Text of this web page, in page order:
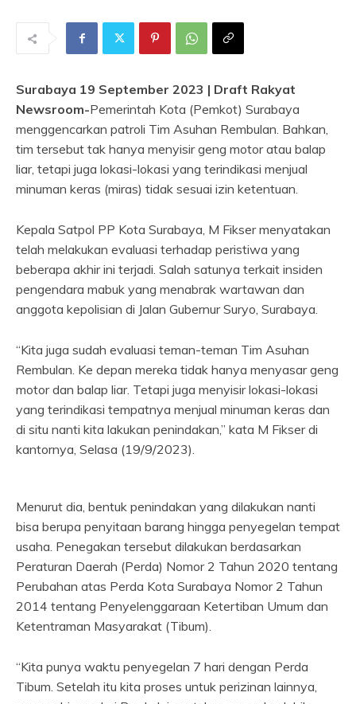
Surabaya 19 September 2023 | Draft Rakyat
Newsroom-Pemerintah Kota (Pemkot) Surabaya
menggencarkan patroli Tim Asuhan Rembulan. Bahkan,
tim tersebut tak hanya menyisir geng motor atau balap
liar, tetapi juga lokasi-lokasi yang terindikasi menjual
minuman keras (miras) tidak sesuai izin ketentuan.
Kepala Satpol PP Kota Surabaya, M Fikser menyatakan
telah melakukan evaluasi terhadap peristiwa yang
beberapa akhir ini terjadi. Salah satunya terkait insiden
pengendara mabuk yang menabrak wartawan dan
anggota kepolisian di Jalan Gubernur Suryo, Surabaya.
“Kita juga sudah evaluasi teman-teman Tim Asuhan
Rembulan. Ke depan mereka tidak hanya menyasar geng
motor dan balap liar. Tetapi juga menyisir lokasi-lokasi
yang terindikasi tempatnya menjual minuman keras dan
di situ nanti kita lakukan penindakan,” kata M Fikser di
kantornya, Selasa (19/9/2023).
Menurut dia, bentuk penindakan yang dilakukan nanti
bisa berupa penyitaan barang hingga penyegelan tempat
usaha. Penegakan tersebut dilakukan berdasarkan
Peraturan Daerah (Perda) Nomor 2 Tahun 2020 tentang
Perubahan atas Perda Kota Surabaya Nomor 2 Tahun
2014 tentang Penyelenggaraan Ketertiban Umum dan
Ketentraman Masyarakat (Tibum).
“Kita punya waktu penyegelan 7 hari dengan Perda
Tibum. Setelah itu kita proses untuk perizinan lainnya,